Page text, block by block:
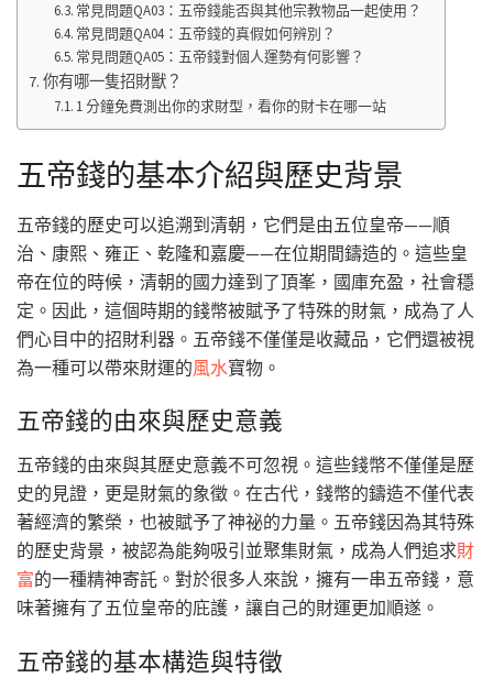
常見問題QA03：五帝錢能否與其他宗教物品一起使用？
常見問題QA04：五帝錢的真假如何辨別？
常見問題QA05：五帝錢對個人運勢有何影響？
你有哪一隻招財獸？
1 分鐘免費測出你的求財型，看你的財卡在哪一站
五帝錢的基本介紹與歷史背景
五帝錢的歷史可以追溯到清朝，它們是由五位皇帝——順
治、康熙、雍正、乾隆和嘉慶——在位期間鑄造的。這些皇
帝在位的時候，清朝的國力達到了頂峯，國庫充盈，社會穩
定。因此，這個時期的錢幣被賦予了特殊的財氣，成為了人
們心目中的招財利器。五帝錢不僅僅是收藏品，它們還被視
為一種可以帶來財運的風水寶物。
五帝錢的由來與歷史意義
五帝錢的由來與其歷史意義不可忽視。這些錢幣不僅僅是歷
史的見證，更是財氣的象徵。在古代，錢幣的鑄造不僅代表
著經濟的繁榮，也被賦予了神祕的力量。五帝錢因為其特殊
的歷史背景，被認為能夠吸引並聚集財氣，成為人們追求財
富的一種精神寄託。對於很多人來說，擁有一串五帝錢，意
味著擁有了五位皇帝的庇護，讓自己的財運更加順遂。
五帝錢的基本構造與特徵